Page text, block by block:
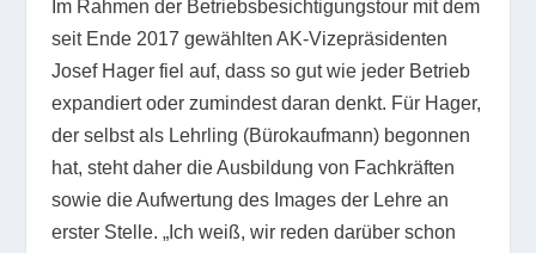
Im Rahmen der Betriebsbesichtigungstour mit dem
seit Ende 2017 gewählten AK-Vizepräsidenten
Josef Hager fiel auf, dass so gut wie jeder Betrieb
expandiert oder zumindest daran denkt. Für Hager,
der selbst als Lehrling (Bürokaufmann) begonnen
hat, steht daher die Ausbildung von Fachkräften
sowie die Aufwertung des Images der Lehre an
erster Stelle. „Ich weiß, wir reden darüber schon